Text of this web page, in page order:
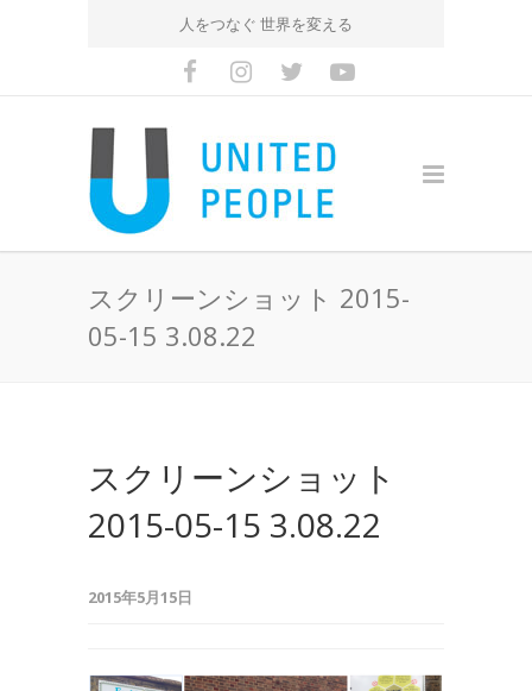
人をつなぐ 世界を変える
スクリーンショット 2015-
05-15 3.08.22
スクリーンショット
2015-05-15 3.08.22
2015年5月15日